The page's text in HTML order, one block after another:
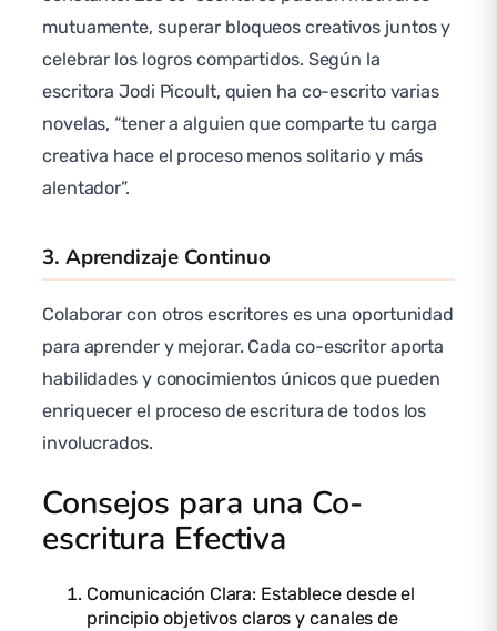
mutuamente, superar bloqueos creativos juntos y
celebrar los logros compartidos. Según la
escritora Jodi Picoult, quien ha co-escrito varias
novelas, “tener a alguien que comparte tu carga
creativa hace el proceso menos solitario y más
alentador”.
3. Aprendizaje Continuo
Colaborar con otros escritores es una oportunidad
para aprender y mejorar. Cada co-escritor aporta
habilidades y conocimientos únicos que pueden
enriquecer el proceso de escritura de todos los
involucrados.
Consejos para una Co-
escritura Efectiva
Comunicación Clara: Establece desde el
principio objetivos claros y canales de